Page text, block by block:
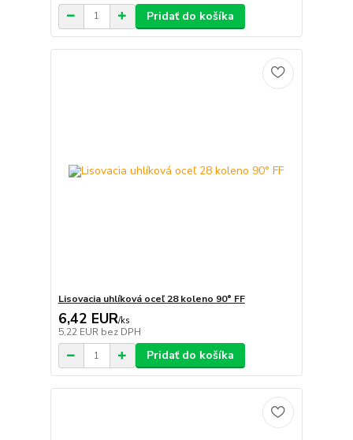
Pridať do košíka
Lisovacia uhlíková oceľ 28 koleno 90° FF
6,42 EUR/ks
5,22 EUR bez DPH
Pridať do košíka